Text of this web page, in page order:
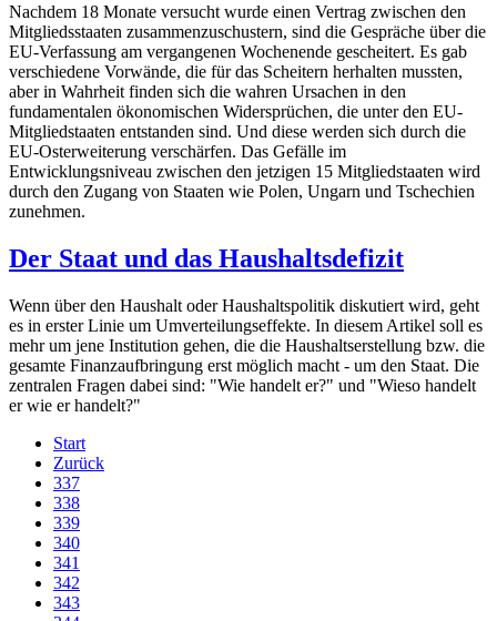
Nachdem 18 Monate versucht wurde einen Vertrag zwischen den
Mitgliedsstaaten zusammenzuschustern, sind die Gespräche über die
EU-Verfassung am vergangenen Wochenende gescheitert. Es gab
verschiedene Vorwände, die für das Scheitern herhalten mussten,
aber in Wahrheit finden sich die wahren Ursachen in den
fundamentalen ökonomischen Widersprüchen, die unter den EU-
Mitgliedstaaten entstanden sind. Und diese werden sich durch die
EU-Osterweiterung verschärfen. Das Gefälle im
Entwicklungsniveau zwischen den jetzigen 15 Mitgliedstaaten wird
durch den Zugang von Staaten wie Polen, Ungarn und Tschechien
zunehmen.
Der Staat und das Haushaltsdefizit
Wenn über den Haushalt oder Haushaltspolitik diskutiert wird, geht
es in erster Linie um Umverteilungseffekte. In diesem Artikel soll es
mehr um jene Institution gehen, die die Haushaltserstellung bzw. die
gesamte Finanzaufbringung erst möglich macht - um den Staat. Die
zentralen Fragen dabei sind: "Wie handelt er?" und "Wieso handelt
er wie er handelt?"
Start
Zurück
337
338
339
340
341
342
343